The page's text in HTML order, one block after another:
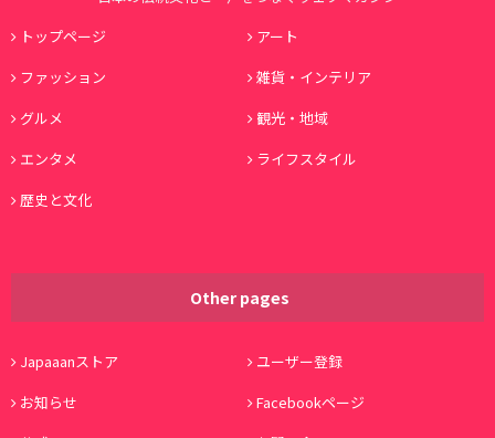
トップページ
アート
ファッション
雑貨・インテリア
グルメ
観光・地域
エンタメ
ライフスタイル
歴史と文化
Other pages
Japaaanストア
ユーザー登録
お知らせ
Facebookページ